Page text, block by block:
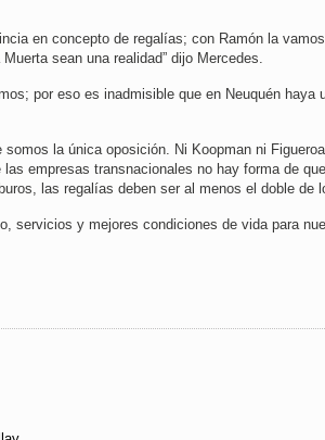
en concepto de regalías; con Ramón la
sean una realidad” dijo Mercedes.
por eso es inadmisible que en Neuquén haya
la única oposición. Ni Koopman ni
empresas transnacionales no hay forma de
las regalías deben ser al menos el doble de
servicios y mejores condiciones de vida para